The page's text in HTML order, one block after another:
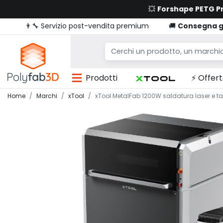
💥 Forshape PETG
👨‍🔧 Servizio post-vendita premium
🚚 Consegna
Prodotti ⚡
Home Marchi xTool xTool MetalFab 1200W saldatura laser e